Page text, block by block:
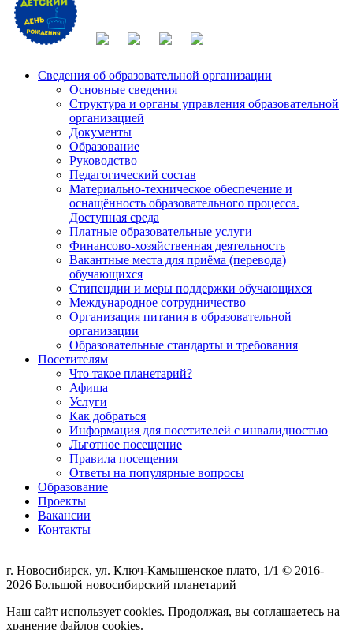
Сведения об образовательной организации
Основные сведения
Структура и органы управления образовательной
организацией
Документы
Образование
Руководство
Педагогический состав
Материально-техническое обеспечение и
оснащённость образовательного процесса.
Доступная среда
Платные образовательные услуги
Финансово-хозяйственная деятельность
Вакантные места для приёма (перевода)
обучающихся
Стипендии и меры поддержки обучающихся
Международное сотрудничество
Организация питания в образовательной
организации
Образовательные стандарты и требования
Посетителям
Что такое планетарий?
Афиша
Услуги
Как добраться
Информация для посетителей с инвалидностью
Льготное посещение
Правила посещения
Ответы на популярные вопросы
Образование
Проекты
Вакансии
Контакты
г. Новосибирск, ул. Ключ-Камышенское плато, 1/1 © 2016-
2026 Большой новосибирский планетарий
Наш сайт использует cookies. Продолжая, вы соглашаетесь на
хранение файлов cookies.